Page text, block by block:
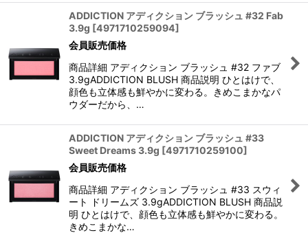
ADDICTION アディクション ブラッシュ #32 Fab
3.9g [4971710259094]
会員販売価格
商品詳細 アディクション ブラッシュ #32 ファブ
3.9gADDICTION BLUSH 商品説明 ひとはけで、
顔色も立体感も鮮やかに変わる。きめこまかなパ
ウダーだから、…
ADDICTION アディクション ブラッシュ #33
Sweet Dreams 3.9g [4971710259100]
会員販売価格
商品詳細 アディクション ブラッシュ #33 スウィ
ート ドリームズ 3.9gADDICTION BLUSH 商品説
明 ひとはけで、顔色も立体感も鮮やかに変わる。
きめこまかな…